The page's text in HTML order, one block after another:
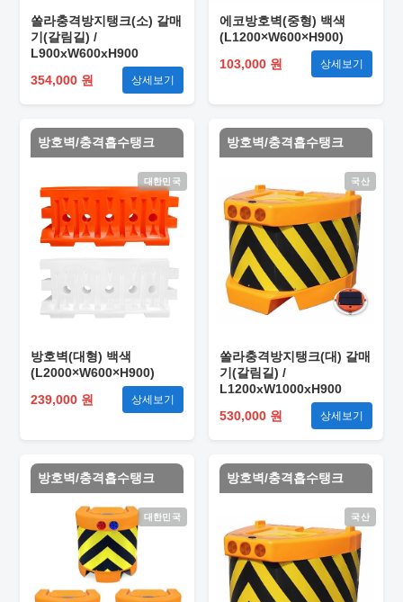
쏠라충격방지탱크(소) 갈매
기(갈림길) /
L900xW600xH900
354,000 원
상세보기
에코방호벽(중형) 백색
(L1200×W600×H900)
103,000 원
상세보기
방호벽/충격흡수탱크
대한민국
방호벽(대형) 백색
(L2000×W600×H900)
239,000 원
상세보기
방호벽/충격흡수탱크
국산
쏠라충격방지탱크(대) 갈매
기(갈림길) /
L1200xW1000xH900
530,000 원
상세보기
방호벽/충격흡수탱크
대한민국
방호벽/충격흡수탱크
국산